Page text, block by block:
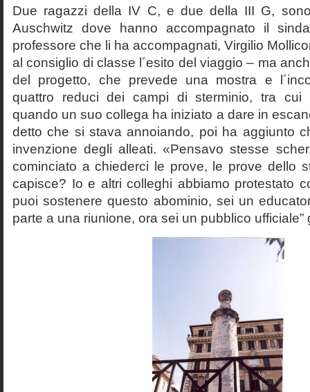
Due ragazzi della IV C, e due della III G,
Auschwitz dove hanno accompagnato il
professore che li ha accompagnati, Virgilio
al consiglio di classe l´esito del viaggio – ma
del progetto, che prevede una mostra e
quattro reduci dei campi di sterminio, tra cui
quando un suo collega ha iniziato a dare in
detto che si stava annoiando, poi ha aggiunto
invenzione degli alleati. «Pensavo stesse
cominciato a chiederci le prove, le prove dello
capisce? Io e altri colleghi abbiamo protestato
puoi sostenere questo abominio, sei un
parte a una riunione, ora sei un pubblico ufficiale”